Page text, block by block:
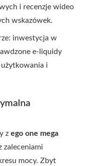
i recenzje wideo
wskazówek.
inwestycja w
e-liquidy
i
z ego one mega
zaleceniami
mocy. Zbyt